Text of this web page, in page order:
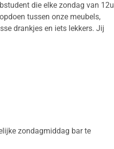
die elke zondag van 12u
tussen onze meubels,
drankjes en iets lekkers. Jij
zondagmiddag bar te